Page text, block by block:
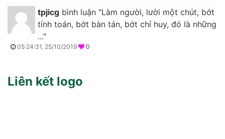
tpjicg bình luận "Làm người, lười một chút, bớt
tính toán, bớt bàn tán, bớt chỉ huy, đó là những
..."
05:24:31, 25/10/2019 0
Liên kết logo